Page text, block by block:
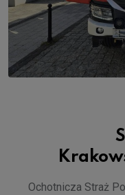
Ochotnicza Straż